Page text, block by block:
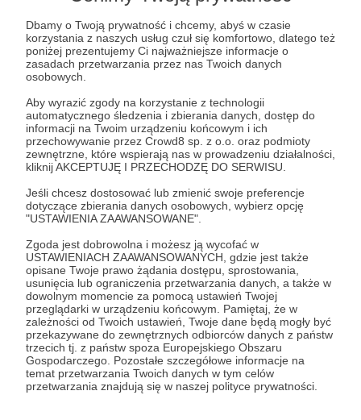
Dbamy o Twoją prywatność i chcemy, abyś w czasie
korzystania z naszych usług czuł się komfortowo, dlatego też
poniżej prezentujemy Ci najważniejsze informacje o
zasadach przetwarzania przez nas Twoich danych
osobowych.
Aby wyrazić zgody na korzystanie z technologii
automatycznego śledzenia i zbierania danych, dostęp do
informacji na Twoim urządzeniu końcowym i ich
przechowywanie przez Crowd8 sp. z o.o. oraz podmioty
zewnętrzne, które wspierają nas w prowadzeniu działalności,
kliknij AKCEPTUJĘ I PRZECHODZĘ DO SERWISU.
Jeśli chcesz dostosować lub zmienić swoje preferencje
dotyczące zbierania danych osobowych, wybierz opcję
"USTAWIENIA ZAAWANSOWANE".
Zgoda jest dobrowolna i możesz ją wycofać w
USTAWIENIACH ZAAWANSOWANYCH, gdzie jest także
opisane Twoje prawo żądania dostępu, sprostowania,
usunięcia lub ograniczenia przetwarzania danych, a także w
dowolnym momencie za pomocą ustawień Twojej
przeglądarki w urządzeniu końcowym. Pamiętaj, że w
zależności od Twoich ustawień, Twoje dane będą mogły być
przekazywane do zewnętrznych odbiorców danych z państw
trzecich tj. z państw spoza Europejskiego Obszaru
Gospodarczego. Pozostałe szczegółowe informacje na
temat przetwarzania Twoich danych w tym celów
przetwarzania znajdują się w naszej polityce prywatności.
Zostań Patronem
Zaloguj się
atomowy szantaż CNN Donald Trump Joe Biden
rosyjska gospodarka rosyjsko-ukraińskie negocjacje
zamrożone aktywa ZSU
Udostępnij
Marcin Ogdowski
Zobacz profil autora